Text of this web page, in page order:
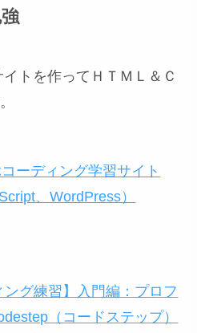
トを作ってＨＴＭＬ＆Ｃ
ーディング学習サイト
、WordPress）
ング練習】入門編：プロフ
（コードステップ）